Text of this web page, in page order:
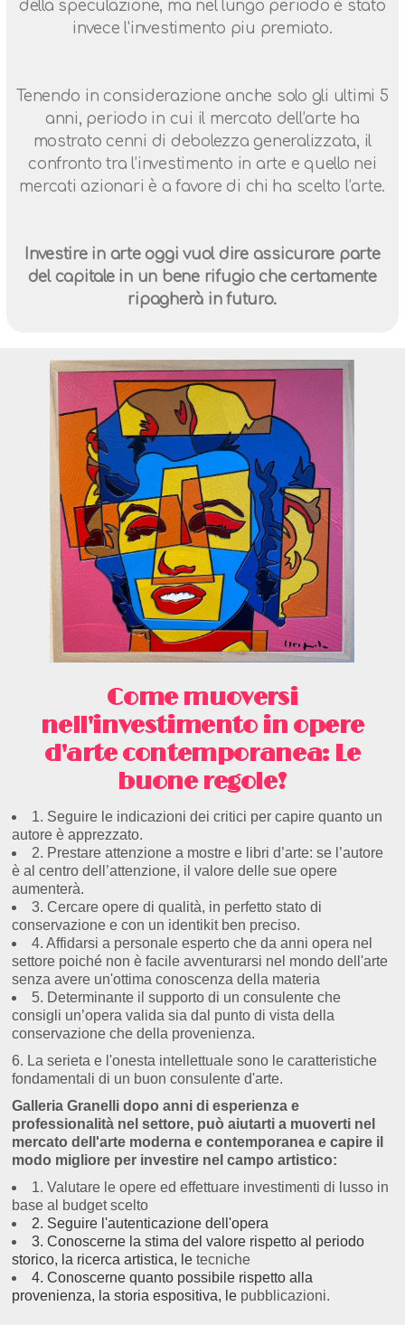
della speculazione, ma nel lungo periodo è stato
invece l'investimento piu premiato.
Tenendo in considerazione anche solo gli ultimi 5
anni, periodo in cui il mercato dell’arte ha
mostrato cenni di debolezza generalizzata, il
confronto tra l’investimento in arte e quello nei
mercati azionari è a favore di chi ha scelto l’arte.
Investire in arte oggi vuol dire assicurare parte
del capitale in un bene rifugio che certamente
ripagherà in futuro.
Come muoversi
nell'investimento in opere
d'arte contemporanea: Le
buone regole!
1. Seguire le indicazioni dei critici per capire quanto un
autore è apprezzato.
2. Prestare attenzione a mostre e libri d’arte: se l’autore
è al centrodell’attenzione, il valore delle sue opere
aumenterà.
3. Cercare opere di qualità, in perfettostato di
conservazione e con un identikit ben preciso.
4. Affidarsi a personale esperto che da anni opera nel
settore poiché non èfacile avventurarsi nel mondo dell'arte
senza avere un'ottima conoscenza della materia
5. Determinante il supporto di un consulente che
consigli un’opera valida sia dal punto di vista della
conservazione che della provenienza.
6. La serieta e l'onesta intellettuale sono le caratteristiche
fondamentali di un buonconsulente d'arte.
Galleria Granelli dopo anni di esperienza e
professionalità nel settore, può aiutarti a muoverti nel
mercato dell'arte moderna e contemporanea e capire il
modo migliore per investire nel campo artistico:
1. Valutare le opere ed effettuare investimenti di lusso in
base al budget scelto
2. Seguire l'autenticazione dell'opera
3. Conoscerne la stima del valore rispetto al periodo
storico, la ricerca artistica, letecniche
4. Conoscerne quanto possibile rispetto alla
provenienza, la storia espositiva, le pubblicazioni.